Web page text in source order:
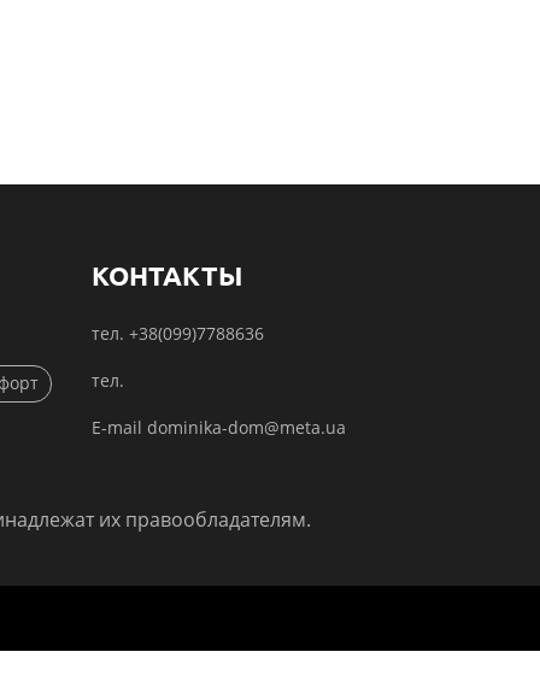
КОНТАКТЫ
тел. +38(099)7788636
тел.
E-mail dominika-dom@meta.ua
их правообладателям.